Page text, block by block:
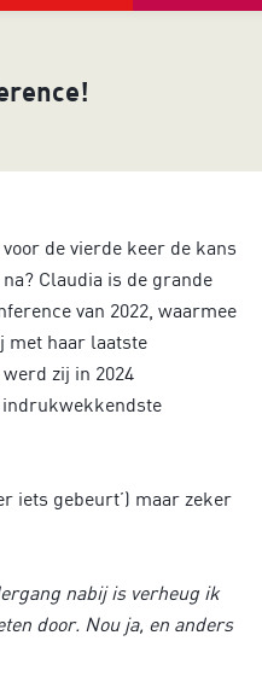
de vierde keer de kans
Claudia is de grande
van 2022, waarmee
met haar laatste
zij in 2024
indrukwekkendste
iets gebeurt’) maar zeker
nabij is verheug ik
door. Nou ja, en anders